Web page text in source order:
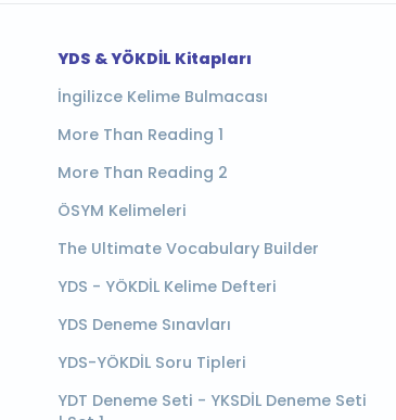
YDS & YÖKDİL Kitapları
İngilizce Kelime Bulmacası
More Than Reading 1
More Than Reading 2
ÖSYM Kelimeleri
The Ultimate Vocabulary Builder
YDS - YÖKDİL Kelime Defteri
YDS Deneme Sınavları
YDS-YÖKDİL Soru Tipleri
YDT Deneme Seti - YKSDİL Deneme Seti